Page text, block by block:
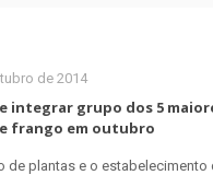
de 2014
integrar grupo dos 5
frango em outubro
de plantas e o estabelecimento